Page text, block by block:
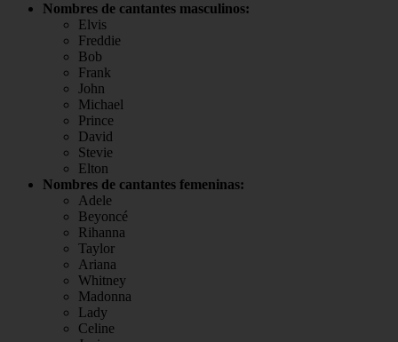
Nombres de cantantes masculinos:
Elvis
Freddie
Bob
Frank
John
Michael
Prince
David
Stevie
Elton
Nombres de cantantes femeninas:
Adele
Beyoncé
Rihanna
Taylor
Ariana
Whitney
Madonna
Lady
Celine